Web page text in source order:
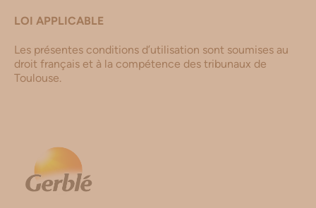
LOI APPLICABLE
Les présentes conditions d’utilisation sont soumises au
droit français et à la compétence des tribunaux de
Toulouse.